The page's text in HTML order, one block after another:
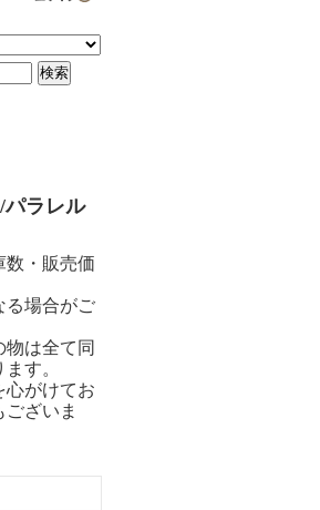
ラレル
数・販売価
る場合がご
物は全て同
す。
心がけてお
ざいま